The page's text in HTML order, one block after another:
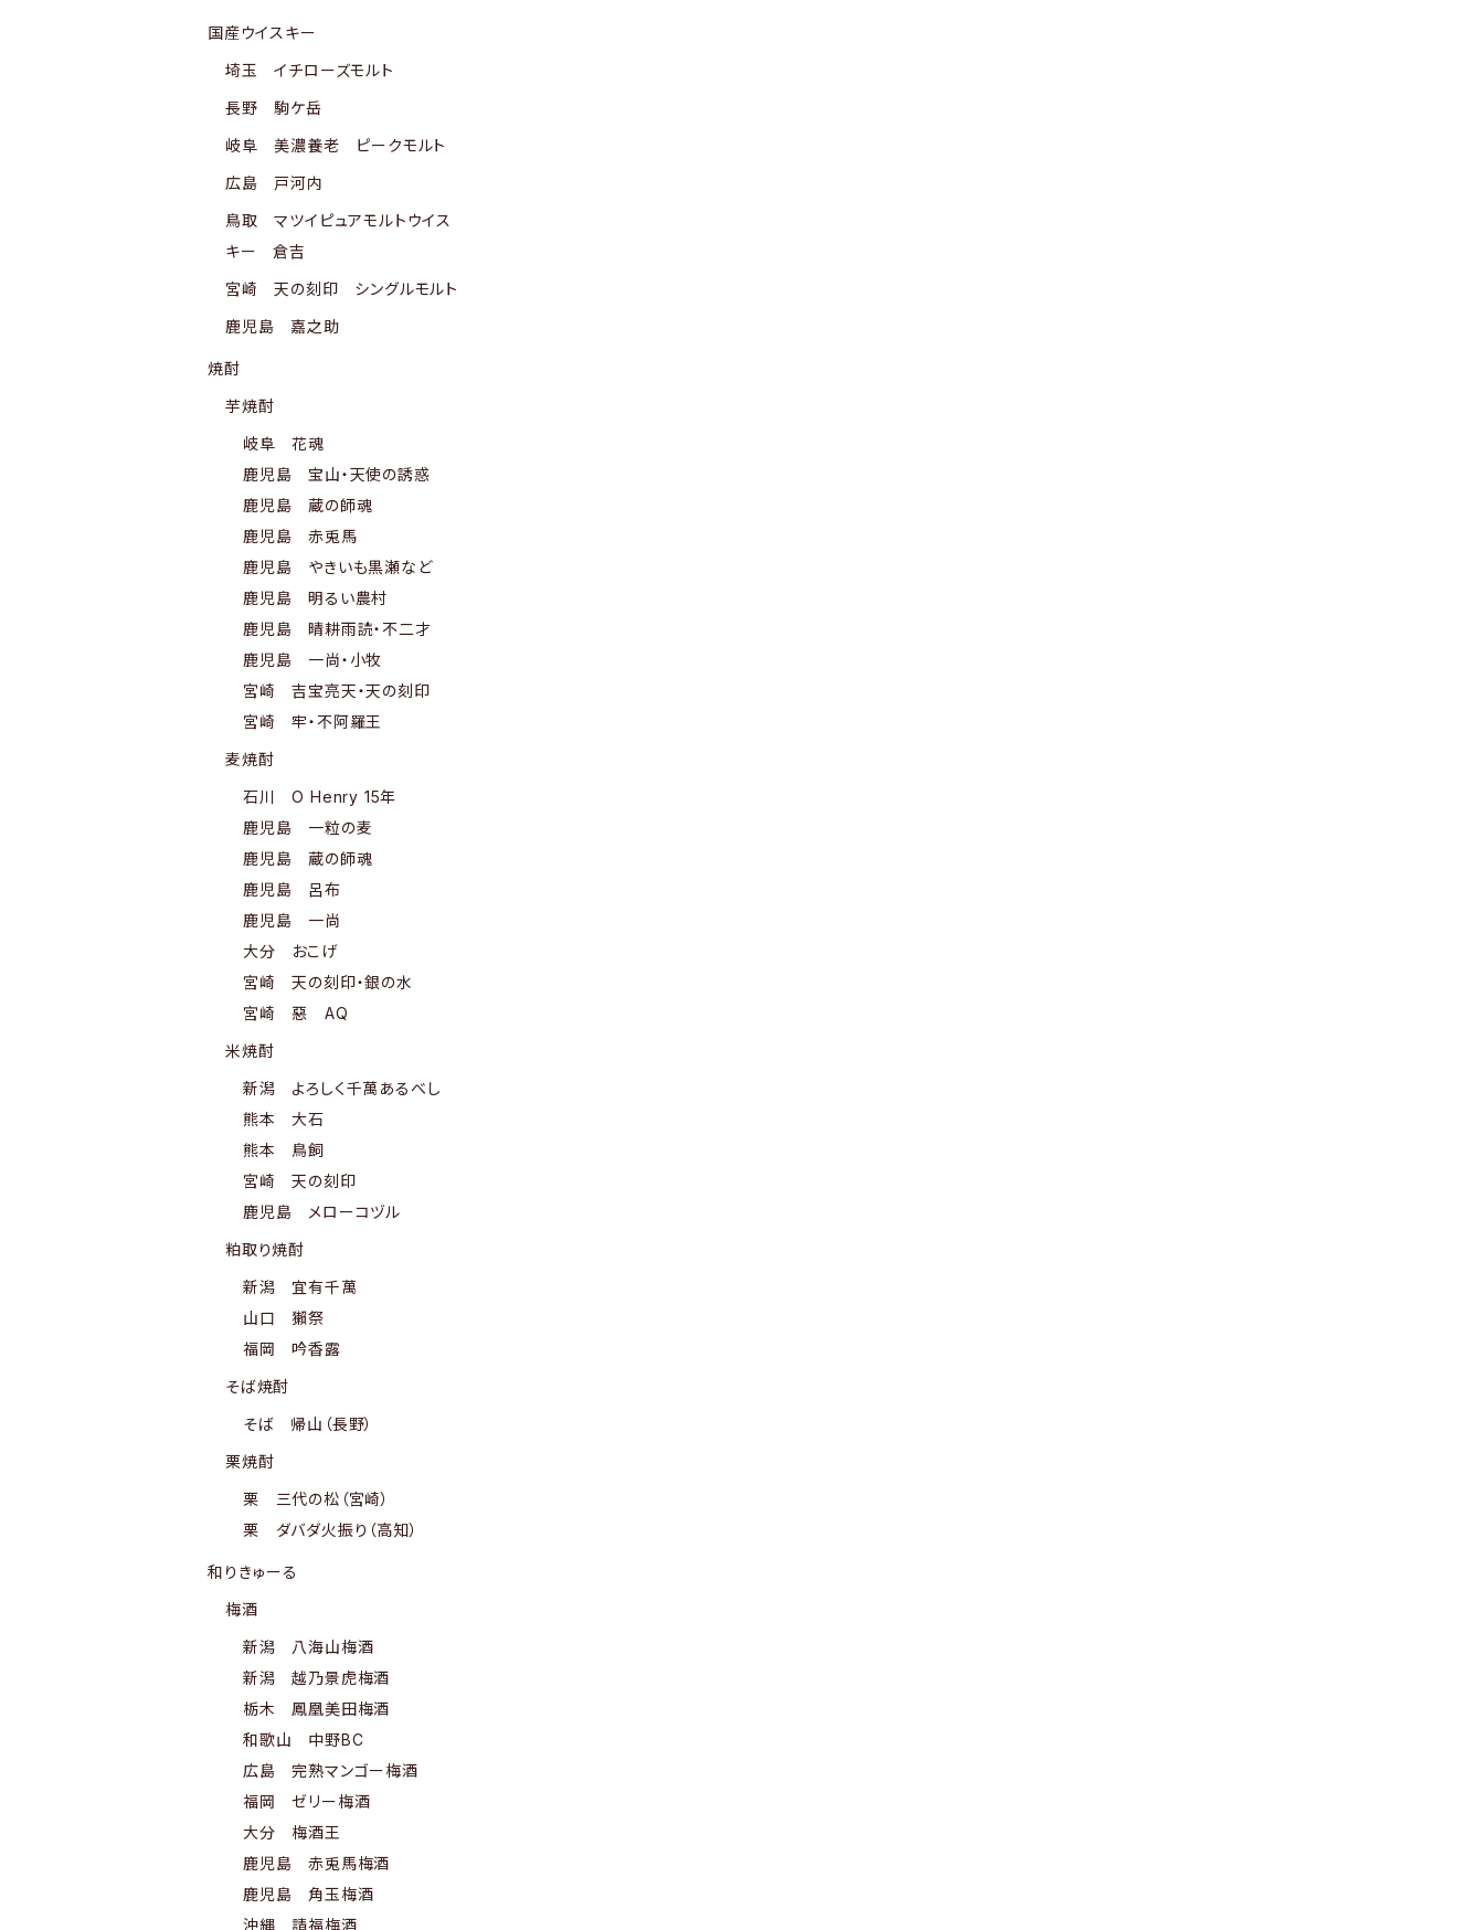
国産ウイスキー
埼玉 イチローズモルト
長野 駒ケ岳
岐阜 美濃養老 ピークモルト
広島 戸河内
鳥取 マツイピュアモルトウイス
キー 倉吉
宮崎 天の刻印 シングルモルト
鹿児島 嘉之助
焼酎
芋焼酎
岐阜 花魂
鹿児島 宝山・天使の誘惑
鹿児島 蔵の師魂
鹿児島 赤兎馬
鹿児島 やきいも黒瀬など
鹿児島 明るい農村
鹿児島 晴耕雨読・不二才
鹿児島 一尚・小牧
宮崎 吉宝亮天・天の刻印
宮崎 牢・不阿羅王
麦焼酎
石川 O Henry 15年
鹿児島 一粒の麦
鹿児島 蔵の師魂
鹿児島 呂布
鹿児島 一尚
大分 おこげ
宮崎 天の刻印・銀の水
宮崎 惡 AQ
米焼酎
新潟 よろしく千萬あるべし
熊本 大石
熊本 鳥飼
宮崎 天の刻印
鹿児島 メローコヅル
粕取り焼酎
新潟 宜有千萬
山口 獺祭
福岡 吟香露
そば焼酎
そば 帰山（長野）
栗焼酎
栗 三代の松（宮崎）
栗 ダバダ火振り（高知）
和りきゅーる
梅酒
新潟 八海山梅酒
新潟 越乃景虎梅酒
栃木 鳳凰美田梅酒
和歌山 中野BC
広島 完熟マンゴー梅酒
福岡 ゼリー梅酒
大分 梅酒王
鹿児島 赤兎馬梅酒
鹿児島 角玉梅酒
沖縄 請福梅酒